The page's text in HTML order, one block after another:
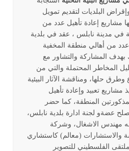
البلديات لتقديم تمويل
مشاريع إعادة تأهيل عدد من
مدينة نابلس ، عقد في بلدية
من أهالي منطقة المخفية
المشاركة والتشاور مع
المخاطر المحتملة والتي من
حلها، ومناقشة الآثار البيئية
مشاريع تعبيد وإعادة تأهيل
المنطقة، كما حضر
عضةو لجنة ادارة بلدية نابلس،
مهندس الاشغال، وشركة
والاستشارات (معالم) كاستشاري
الفلسطيني للتصوير